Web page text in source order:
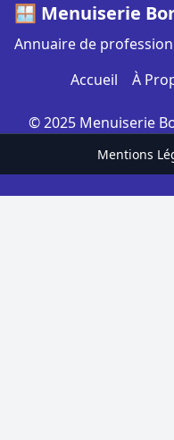
🪟 Menuiserie
Annuaire de
Accueil
À
© 2025 Menuiserie
Mentions